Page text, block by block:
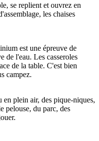
se replient et ouvrez en
les chaises
est une épreuve de
de l'eau. Les casseroles
de la table. C'est bien
campez.
plein air, des pique-niques,
pelouse, du parc, des